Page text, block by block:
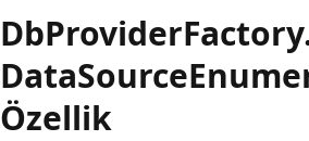
DbProvider
DataSource
Özellik